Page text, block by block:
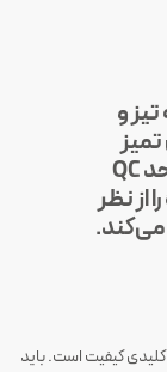
و
(بدون پلیسه و تاب) ایجاد گردد. واحد QC
از نظر
کیفیت است. باید